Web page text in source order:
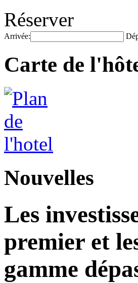
Réserver
Arrivée:
Carte de
Nouvelles
Les
premier et
gamme